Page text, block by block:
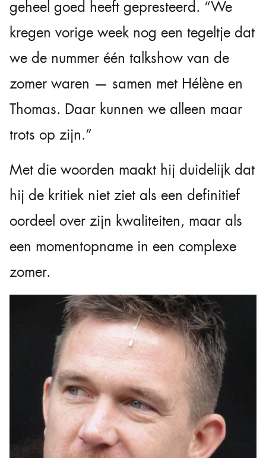
geheel goed heeft gepresteerd. “We
kregen vorige week nog een tegeltje dat
we de nummer één talkshow van de
zomer waren — samen met Hélène en
Thomas. Daar kunnen we alleen maar
trots op zijn.”
Met die woorden maakt hij duidelijk dat
hij de kritiek niet ziet als een definitief
oordeel over zijn kwaliteiten, maar als
een momentopname in een complexe
zomer.